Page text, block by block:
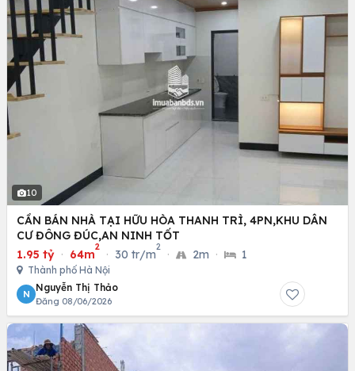
10
CẦN BÁN NHÀ TẠI HỮU HÒA THANH TRÌ, 4PN,KHU DÂN
CƯ ĐÔNG ĐÚC,AN NINH TỐT
1.95 tỷ · 64m
2
· 30 tr/m
2
· 2m · 1
Thành phố Hà Nội
N
Nguyễn Thị Thảo
Đăng 08/06/2026